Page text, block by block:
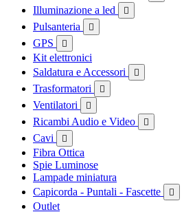
Illuminazione a led 
Pulsanteria 
GPS 
Kit elettronici
Saldatura e Accessori

Trasformatori 
Ventilatori 
Ricambi Audio e Video 
Cavi 
Fibra Ottica
Spie Luminose
Lampade miniatura
Capicorda - Puntali - Fascette

Outlet